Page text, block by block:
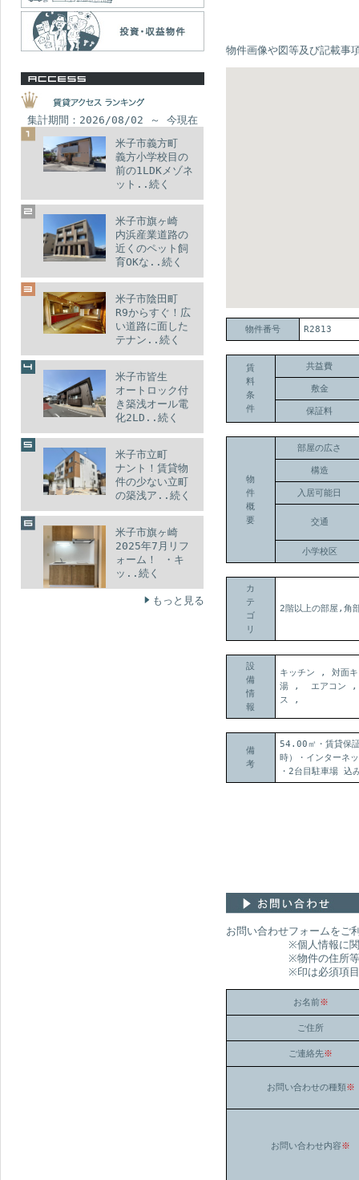
集計期間：2026/08/02 ～ 今現在
米子市義方町
義方小学校目の
前の1LDKメゾネ
ット..続く
米子市旗ヶ崎
内浜産業道路の
近くのペット飼
育OKな..続く
米子市陰田町
R9からすぐ！広
い道路に面した
テナン..続く
米子市皆生
オートロック付
き築浅オール電
化2LD..続く
米子市立町
ナント！賃貸物
件の少ない立町
の築浅ア..続く
米子市旗ヶ崎
2025年7月リフ
ォーム！ ・キ
ッ..続く
もっと見る
物件画像や図等及び記載事
物件番号 R2813
賃
料
条
件
共益費
敷金
保証料
物
件
概
要
部屋の広さ
構造
入居可能日
交通
小学校区
カ
テ
ゴ
リ
2階以上の部屋,角
設
備
情
報
キッチン , 対面
湯 , エアコン ,
ス ,
備
考
54.00㎡・賃貸保
時）・インターネ
・2台目駐車場 込
お問い合わせフォームをご
※個人情報に関わるお
※物件の住所等の所在
※印は必須項目です。
お名前※
ご住所
ご連絡先※
お問い合わせの種類※
お問い合わせ内容※